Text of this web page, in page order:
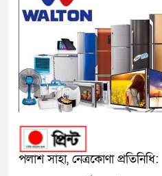
পলাশ সাহা, নেত্রকোণা প্রতিনিধি: